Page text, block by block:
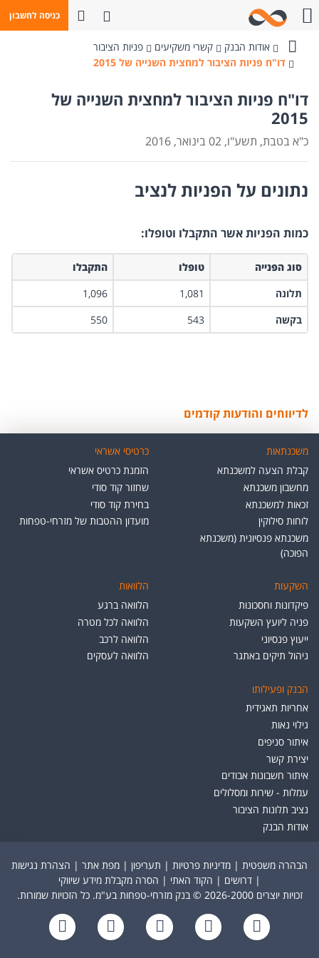
כניסה לחשבון
פתח חיפושחייגו אלינו
בנק
אודות הבנק קשרי משקיעים
פניות הציבור
דו"ח פניות הציבור למחצית השנייה של 2015
דו"ח פניות הציבור למחצית השנייה של
2015
כ"א בטבת, תשע"ו, 02 בינואר, 2016
נתונים על הפניות לנציב
כמות הפניות אשר התקבלו וטופלו:
סוג הפנייה טופלו
התקבלו
תלונה
1,081
1,096
בקשה
543
550
לדיווחים והודעות קודמים
משכנתאות
קבלת הצעה למשכנתא
מחשבון משכנתא
זכאות למשכנתא
לוחות סילוקין
משכנתא פנסיונית (משכנתא
הפוכה)
כרטיסי אשראי
הזמנת כרטיס אשראי
שחזור קוד סודי
בחירת קוד סודי
מועדון ההטבות של מזרחי-טפחות
השקעות
פיקדונות וחסכונות
פניה ליועץ השקעות
ייעוץ פנסיוני
ניהול תיקים באתגר
הלוואות
הלוואה ברגע
הלוואה לכל מטרה
הלוואה לרכב
הלוואה לעסקים
הבנק ופעילותו
אחריות תאגידית
גילוי נאות
איתור סניפים
יצירת קשר
איתור חשבונות אבודים
עמלות - שירות ומסלולים
נציב תלונות הציבור
אודות הבנק
הבהרה משפטית | מדיניות פרטיות | תעריפון | מפת אתר | הצהרת נגישות
| דרושים | הקוד האתי | הסרה מקבלת מידע שיווקי
זכויות יוצרים 2026-2000 © בנק מזרחי-טפחות בע"מ. כל הזכויות שמורות.